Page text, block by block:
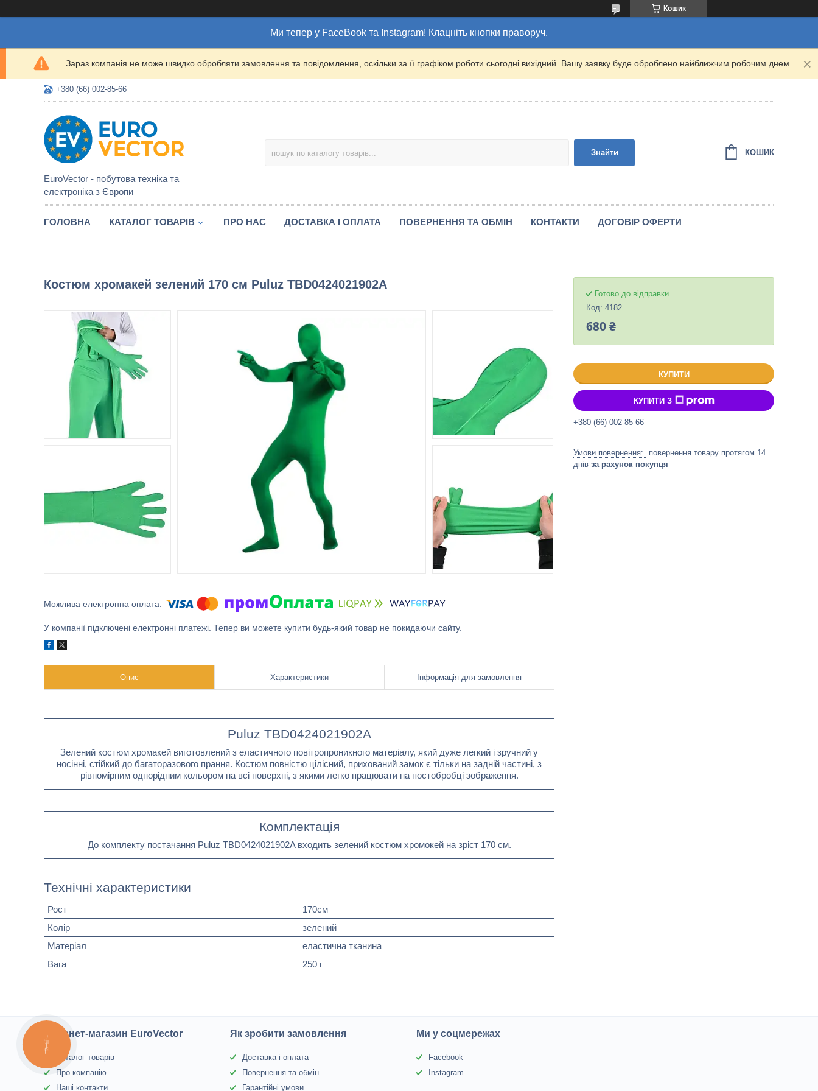
Кошик
Ми тепер у FaceBook та Instagram! Клацніть кнопки праворуч.
Зараз компанія не може швидко обробляти замовлення та повідомлення, оскільки за її графіком роботи сьогодні вихідний. Вашу заявку буде оброблено найближчим робочим днем.
+380 (66) 002-85-66
EuroVector - побутова техніка та
електроніка з Європи
Знайти КОШИК
ГОЛОВНА КАТАЛОГ ТОВАРІВ ПРО НАС ДОСТАВКА І ОПЛАТА ПОВЕРНЕННЯ ТА ОБМІН КОНТАКТИ ДОГОВІР ОФЕРТИ
Костюм хромакей зелений 170 см Puluz TBD0424021902A
У компанії підключені електронні платежі. Тепер ви можете купити будь-який товар не покидаючи сайту.
Опис Характеристики Інформація для замовлення
Puluz TBD0424021902A
Зелений костюм хромакей виготовлений з еластичного повітропроникного матеріалу, який дуже легкий і зручний у
носінні, стійкий до багаторазового прання. Костюм повністю цілісний, прихований замок є тільки на задній частині, з
рівномірним однорідним кольором на всі поверхні, з якими легко працювати на постобробці зображення.
Комплектація
До комплекту постачання Puluz TBD0424021902A входить зелений костюм хромокей на зріст 170 см.
Технічні характеристики
Рост
170см
Колір
зелений
Матеріал
еластична тканина
Вага
250 г
Готово до відправки
Код: 4182
680 ₴
КУПИТИ
КУПИТИ З
+380 (66) 002-85-66
повернення товару протягом 14
днів за рахунок покупця
Інтернет-магазин EuroVector
Каталог товарів
Про компанію
Наші контакти
Як зробити замовлення
Доставка і оплата
Повернення та обмін
Гарантійні умови
Ми у соцмережах
Facebook
Instagram
КНОПКА
ЗВ'ЯЗКУ